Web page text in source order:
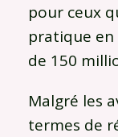
pour ceux
pratique en
de 150
Malgré les
termes de